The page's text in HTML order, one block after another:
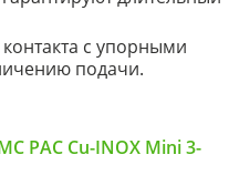
с упорными
подачи.
РАС Cu-INOX Mini 3-